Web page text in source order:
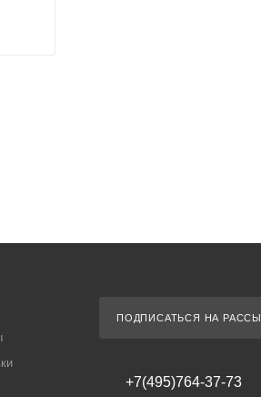
ПОДПИСАТЬСЯ НА
+7(495)764-37-73